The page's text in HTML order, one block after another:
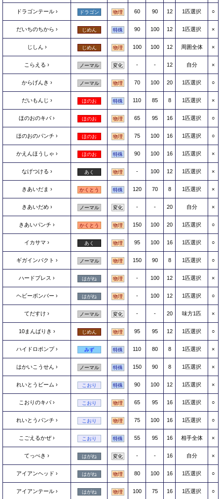
ドラゴンテール ドラゴン 物理 60 90 12 1匹選択 ○
だいちのちから じめん 特殊 90 100 12 1匹選択 ×
じしん じめん 物理 100 100 12 周囲全体 ×
こらえる ノーマル 変化 - - 12 自分 ×
からげんき ノーマル 物理 70 100 20 1匹選択 ○
だいもんじ ほのお 特殊 110 85 8 1匹選択 ×
ほのおのキバ ほのお 物理 65 95 16 1匹選択 ○
ほのおのパンチ ほのお 物理 75 100 16 1匹選択 ○
かえんほうしゃ ほのお 特殊 90 100 16 1匹選択 ×
なげつける あく 物理 - 100 12 1匹選択 ×
きあいだま かくとう 特殊 120 70 8 1匹選択 ×
きあいだめ ノーマル 変化 - - 20 自分 ×
きあいパンチ かくとう 物理 150 100 20 1匹選択 ○
イカサマ あく 物理 95 100 16 1匹選択 ○
ギガインパクト ノーマル 物理 150 90 8 1匹選択 ○
ハードプレス はがね 物理 - 100 12 1匹選択 ×
ヘビーボンバー はがね 物理 - 100 12 1匹選択 ○
てだすけ ノーマル 変化 - - 20 味方1匹 ×
10まんばりき じめん 物理 95 95 12 1匹選択 ○
ハイドロポンプ みず 特殊 110 80 8 1匹選択 ×
はかいこうせん ノーマル 特殊 150 90 8 1匹選択 ×
れいとうビーム こおり 特殊 90 100 12 1匹選択 ×
こおりのキバ こおり 物理 65 95 16 1匹選択 ○
れいとうパンチ こおり 物理 75 100 16 1匹選択 ○
こごえるかぜ こおり 特殊 55 95 16 相手全体 ×
てっぺき はがね 変化 - - 16 自分 ×
アイアンヘッド はがね 物理 80 100 16 1匹選択 ○
アイアンテール はがね 物理 100 75 16 1匹選択 ○